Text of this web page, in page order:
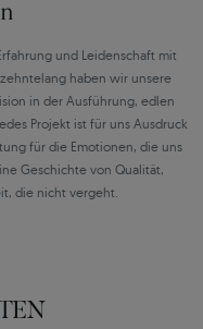
und Leidenschaft mit
haben wir unsere
in der Ausführung, edlen
Projekt ist für uns Ausdruck
für die Emotionen, die uns
Geschichte von Qualität,
die nicht vergeht.